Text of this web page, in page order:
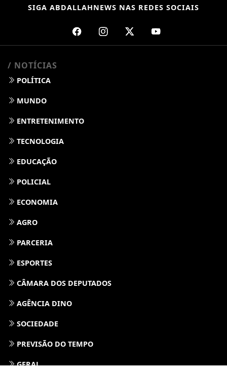
SIGA ABDALLAHNEWS NAS REDES SOCIAIS
/ NOTÍCIAS
POLÍTICA
MUNDO
ENTRETENIMENTO
TECNOLOGIA
EDUCAÇÃO
POLICIAL
ECONOMIA
AGRO
PARCERIA
ESPORTES
CÂMARA DOS DEPUTADOS
AGÊNCIA DINO
SOCIEDADE
PREVISÃO DO TEMPO
GERAL